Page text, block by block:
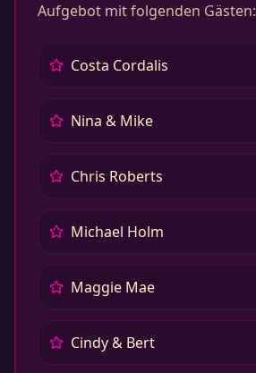
Aufgebot mit folgenden Gästen:
Costa Cordalis
Nina & Mike
Chris Roberts
Michael Holm
Maggie Mae
Cindy & Bert